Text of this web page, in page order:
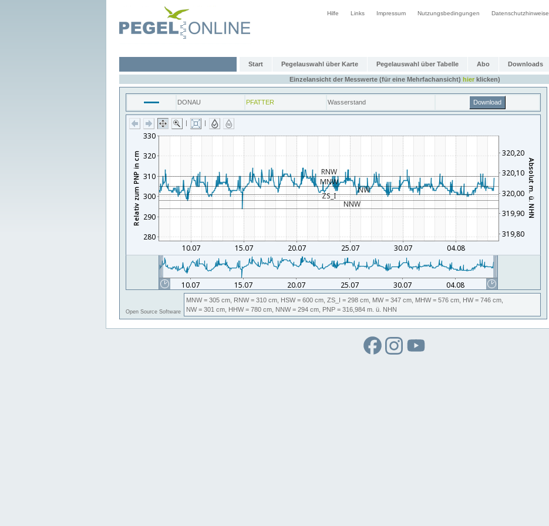
Hilfe Links Impressum Nutzungsbedingungen Datenschutzhinweise
Start Pegelauswahl über Karte Pegelauswahl über Tabelle Abo Downloads
Einzelansicht der Messwerte (für eine Mehrfachansicht) hierklicken)
DONAU PFATTER Wasserstand Download
| |
Open Source Software
MNW= 305 cm, RNW= 310 cm, HSW= 600 cm, ZS_I = 298 cm, MW= 347 cm, MHW= 576 cm, HW= 746 cm,
NW= 301 cm, HHW= 780 cm, NNW= 294 cm, PNP = 316,984 m. ü. NHN